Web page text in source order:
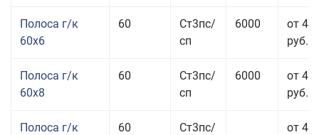
Полоса г/к
60x6
60
Ст3пс/
сп
6000
от 42
руб.
Полоса г/к
60x8
60
Ст3пс/
сп
6000
от 42
руб.
Полоса г/к
60
Ст3пс/
от 42